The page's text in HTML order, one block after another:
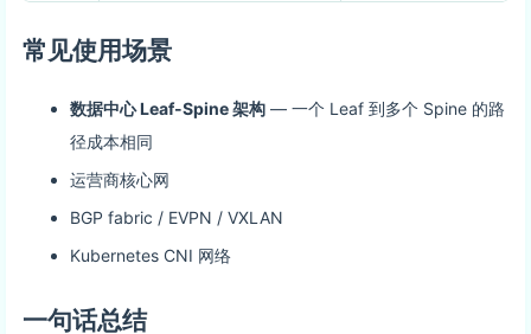
常见使用场景
数据中心 Leaf-Spine 架构 — 一个 Leaf 到多个 Spine 的路
径成本相同
运营商核心网
BGP fabric / EVPN / VXLAN
Kubernetes CNI 网络
一句话总结